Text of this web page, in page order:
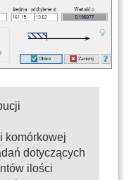
komórkowej
dotyczących
ilości